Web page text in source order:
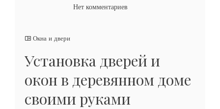
Нет комментариев
Окна и двери
Установка дверей и
окон в деревянном доме
своими руками